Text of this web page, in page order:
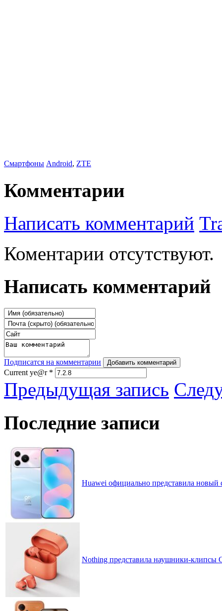
Смартфоны Android, ZTE
Комментарии
Написать комментарий
Коментарии отсутствуют.
Написать комментарий
Подписатся на комментарии Добавить комментарий
Current ye@r *
Предыдущая запись
Последние записи
Huawei официально представила
Nothing представила наушники-клипсы